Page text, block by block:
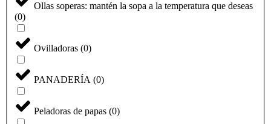
Ollas soperas: mantén la sopa a la temperatura que deseas
(0)
Ovilladoras (0)
PANADERÍA (0)
Peladoras de papas (0)